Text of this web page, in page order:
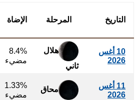
التاريخ المرحلة الإضاة
10 أغس
2026
هلال
ثاني
8.4%
مضيء
11 أغس
2026
محاق
1.33%
مضيء